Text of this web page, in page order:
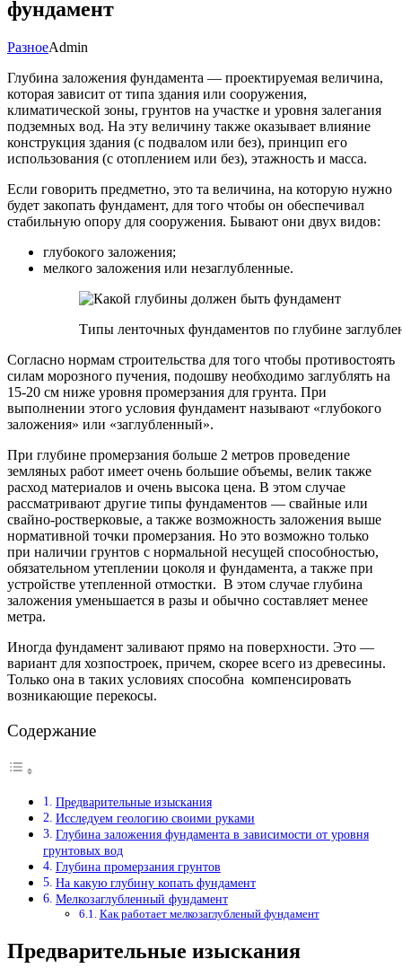
фундамент
РазноеAdmin
Глубина заложения фундамента — проектируемая величина,
которая зависит от типа здания или сооружения,
климатической зоны, грунтов на участке и уровня залегания
подземных вод. На эту величину также оказывает влияние
конструкция здания (с подвалом или без), принцип его
использования (с отоплением или без), этажность и масса.
Если говорить предметно, это та величина, на которую нужно
будет закопать фундамент, для того чтобы он обеспечивал
стабильную опору для сооружения. Бывают они двух видов:
глубокого заложения;
мелкого заложения или незаглубленные.
Типы ленточных фундаментов по глубине
Согласно нормам строительства для того чтобы противостоять
силам морозного пучения, подошву необходимо заглублять на
15-20 см ниже уровня промерзания для грунта. При
выполнении этого условия фундамент называют «глубокого
заложения» или «заглубленный».
При глубине промерзания больше 2 метров проведение
земляных работ имеет очень большие объемы, велик также
расход материалов и очень высока цена. В этом случае
рассматривают другие типы фундаментов — свайные или
свайно-ростверковые, а также возможность заложения выше
нормативной точки промерзания. Но это возможно только
при наличии грунтов с нормальной несущей способностью,
обязательном утеплении цоколя и фундамента, а также при
устройстве утепленной отмостки. В этом случае глубина
заложения уменьшается в разы и обычно составляет менее
метра.
Иногда фундамент заливают прямо на поверхности. Это —
вариант для хозпостроек, причем, скорее всего из древесины.
Только она в таких условиях способна компенсировать
возникающие перекосы.
Содержание
Предварительные изыскания
Исследуем геологию своими руками
Глубина заложения фундамента в зависимости от уровня
грунтовых вод
Глубина промерзания грунтов
На какую глубину копать фундамент
Мелкозаглубленный фундамент
Как работает мелкозаглубленый фундамент
Предварительные изыскания